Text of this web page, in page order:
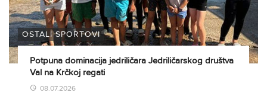
OSTALI SPORTOVI
Potpuna dominacija jedriličara Jedriličarskog društva
Val na Krčkoj regati
08.07.2026